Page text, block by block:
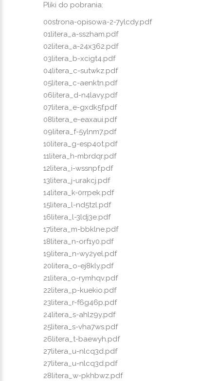
Pliki do pobrania:
00strona-opisowa-2-7ylcdy.pdf
01litera_a-sszham.pdf
02litera_a-24x362.pdf
03litera_b-xcigt4.pdf
04litera_c-sutwkz.pdf
05litera_c-aenktn.pdf
06litera_d-n4lavy.pdf
07litera_e-gxdk5f.pdf
08litera_e-eaxaui.pdf
09litera_f-5ylnm7.pdf
10litera_g-esp4ot.pdf
11litera_h-mbrdqr.pdf
12litera_i-wssnpf.pdf
13litera_j-urakcj.pdf
14litera_k-0rrpek.pdf
15litera_l-nd5tzl.pdf
16litera_l-3ldj3e.pdf
17litera_m-bbklne.pdf
18litera_n-orf1y0.pdf
19litera_n-wy2yel.pdf
20litera_o-ej8kly.pdf
21litera_o-rymhqv.pdf
22litera_p-kuekio.pdf
23litera_r-f6g46p.pdf
24litera_s-ahlz9y.pdf
25litera_s-vha7ws.pdf
26litera_t-baewyh.pdf
27litera_u-nlcq3d.pdf
27litera_u-nlcq3d.pdf
28litera_w-pkhbwz.pdf